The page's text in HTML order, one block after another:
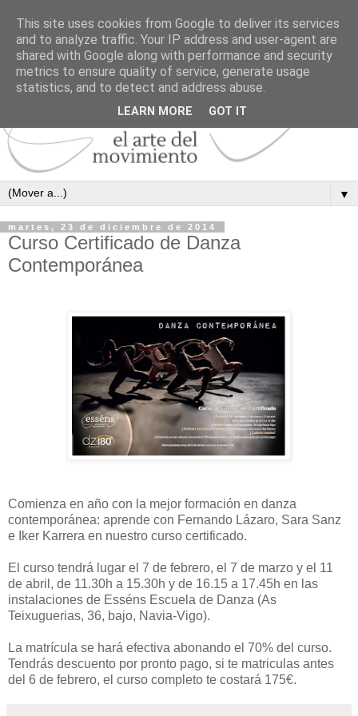
▼
martes, 23 de diciembre de 2014
Curso Certificado de Danza
Contemporánea
Comienza en año con la mejor formación en danza
contemporánea: aprende con Fernando Lázaro, Sara Sanz
e Iker Karrera en nuestro curso certificado.
El curso tendrá lugar el 7 de febrero, el 7 de marzo y el 11
de abril, de 11.30h a 15.30h y de 16.15 a 17.45h en las
instalaciones de Esséns Escuela de Danza (As
Teixuguerias, 36, bajo, Navia-Vigo).
La matrícula se hará efectiva abonando el 70% del curso.
Tendrás descuento por pronto pago, si te matriculas antes
del 6 de febrero, el curso completo te costará 175€.
This site uses cookies from Google to deliver its services
and to analyze traffic. Your IP address and user-agent are
shared with Google along with performance and security
metrics to ensure quality of service, generate usage
statistics, and to detect and address abuse.
LEARN MORE GOT IT